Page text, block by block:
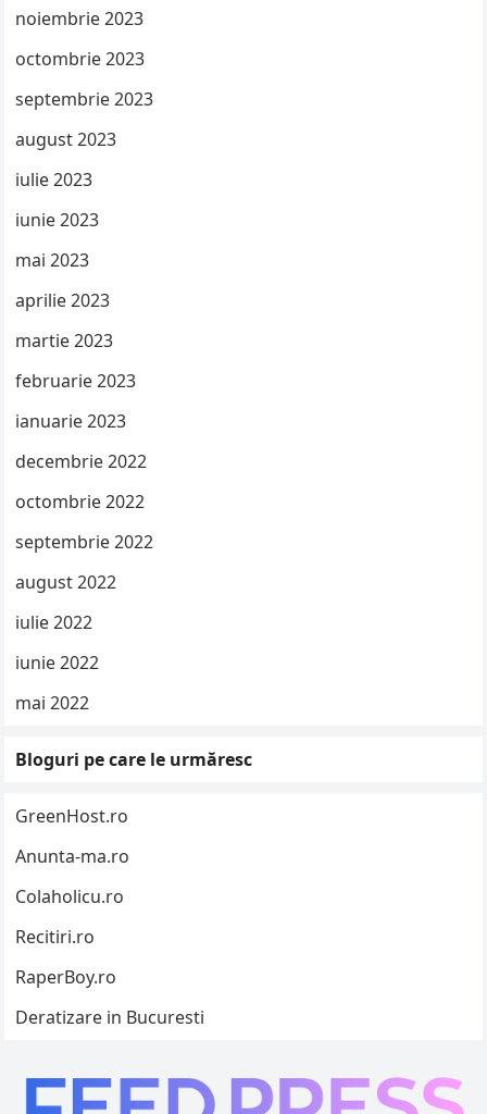
noiembrie 2023
octombrie 2023
septembrie 2023
august 2023
iulie 2023
iunie 2023
mai 2023
aprilie 2023
martie 2023
februarie 2023
ianuarie 2023
decembrie 2022
octombrie 2022
septembrie 2022
august 2022
iulie 2022
iunie 2022
mai 2022
Bloguri pe care le urmăresc
GreenHost.ro
Anunta-ma.ro
Colaholicu.ro
Recitiri.ro
RaperBoy.ro
Deratizare in Bucuresti